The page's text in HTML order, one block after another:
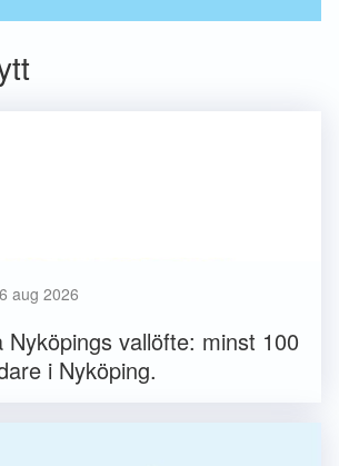
aug 2026
Nyköpings vallöfte: minst 100
i Nyköping.